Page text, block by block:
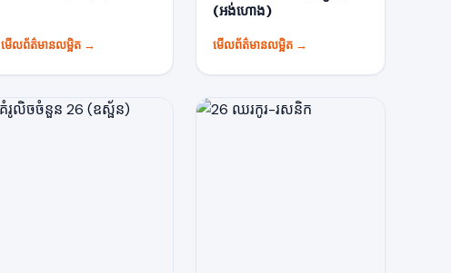
មើលព័ត៌មានលម្អិត →
(អង់ហោង)
មើលព័ត៌មានលម្អិត →